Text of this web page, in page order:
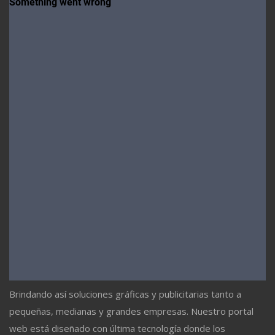
Brindando así soluciones gráficas y publicitarias tanto a
pequeñas, medianas y grandes empresas. Nuestro portal
web está diseñado con última tecnología donde los